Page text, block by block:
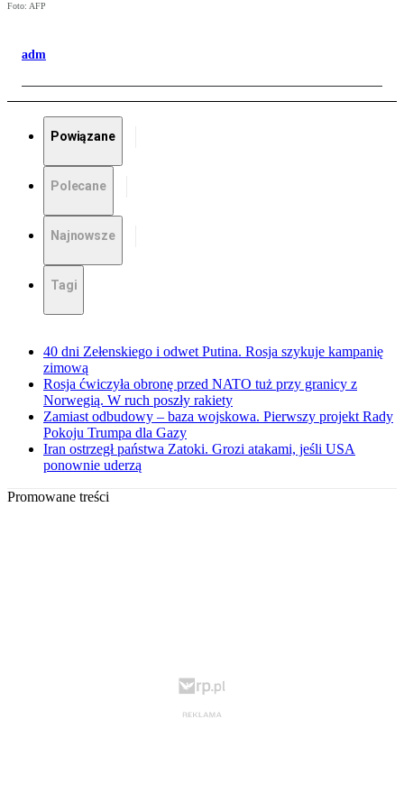
Foto: AFP
adm
Powiązane
Polecane
Najnowsze
Tagi
40 dni Zełenskiego i odwet Putina. Rosja szykuje kampanię
zimową
Rosja ćwiczyła obronę przed NATO tuż przy granicy z
Norwegią. W ruch poszły rakiety
Zamiast odbudowy – baza wojskowa. Pierwszy projekt Rady
Pokoju Trumpa dla Gazy
Iran ostrzegł państwa Zatoki. Grozi atakami, jeśli USA
ponownie uderzą
Promowane treści